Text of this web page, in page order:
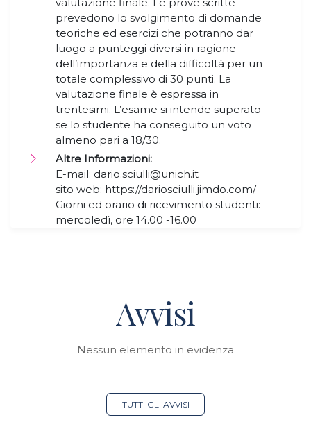
prevedono lo svolgimento di domande
teoriche ed esercizi che potranno dar
luogo a punteggi diversi in ragione
dell’importanza e della difficoltà per un
totale complessivo di 30 punti. La
valutazione finale è espressa in
trentesimi. L’esame si intende superato
se lo studente ha conseguito un voto
almeno pari a 18/30.
Altre Informazioni:
E-mail: dario.sciulli@unich.it
sito web: https://dariosciulli.jimdo.com/
Giorni ed orario di ricevimento studenti:
mercoledì, ore 14.00 -16.00
Avvisi
Nessun elemento in evidenza
TUTTI GLI AVVISI